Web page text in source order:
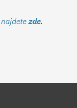
najdetezde.